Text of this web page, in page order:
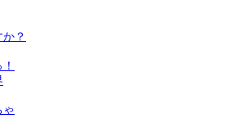
？
ゃ